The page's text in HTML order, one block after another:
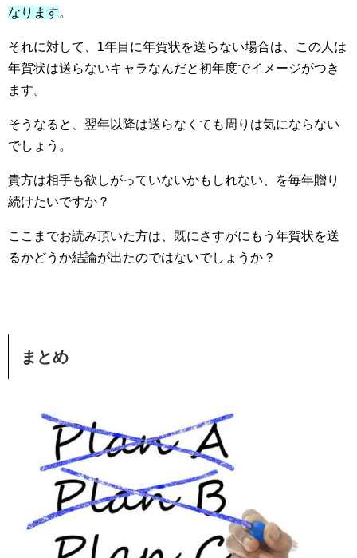
なります。
それに対して、1年目に年賀状を送らない場合は、この人は
年賀状は送らないキャラなんだと初年度でイメージがつき
ます。
そうなると、翌年以降は送らなくても周りは気にならない
でしょう。
貴方は相手も欲しがっていないかもしれない、を毎年贈り
続けたいですか？
ここまでお読み頂いた方は、既にさすがにもう年賀状を送
るかどうか結論が出たのではないでしょうか？
まとめ